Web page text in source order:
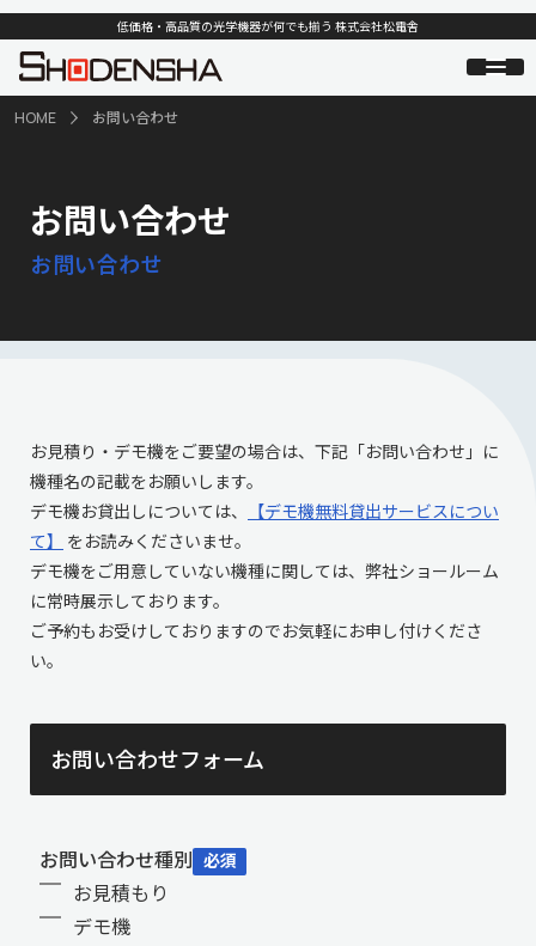
低価格・高品質の光学機器が何でも揃う 株式会社松電舎
HOME お問い合わせ
お問い合わせ
お問い合わせ
お見積り・デモ機をご要望の場合は、下記「お問い合わせ」に
機種名の記載をお願いします。
デモ機お貸出しについては、
【デモ機無料貸出サービスについ
て】
をお読みくださいませ。
デモ機をご用意していない機種に関しては、弊社ショールーム
に常時展示しております。
ご予約もお受けしておりますのでお気軽にお申し付けくださ
い。
お問い合わせフォーム
お問い合わせ種別 必須
お見積もり
デモ機